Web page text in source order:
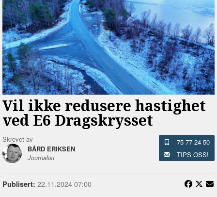
Vil ikke redusere hastighet
ved E6 Dragskrysset
Skrevet av
BÅRD ERIKSEN
Journalist
75 77 24 50
TIPS OSS!
Publisert: 22.11.2024 07:00